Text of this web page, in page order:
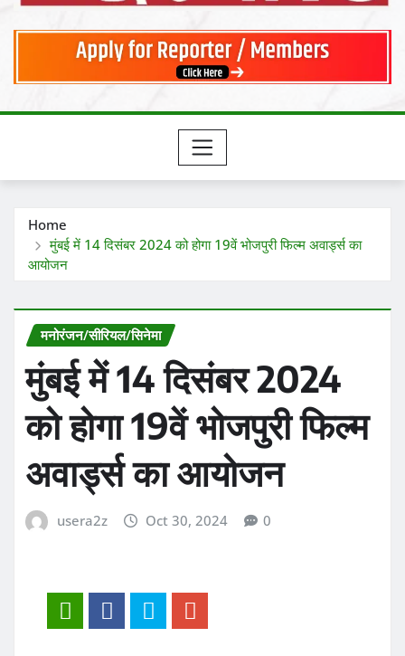
Home
मुंबई में 14 दिसंबर 2024 को होगा 19वें भोजपुरी फिल्म अवार्ड्स का
आयोजन
मनोरंजन/सीरियल/सिनेमा
मुंबई में 14 दिसंबर 2024
को होगा 19वें भोजपुरी फिल्म
अवार्ड्स का आयोजन
usera2z Oct 30, 2024 0